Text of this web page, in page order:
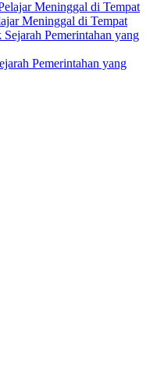
Meninggal di Tempat
Pemerintahan yang